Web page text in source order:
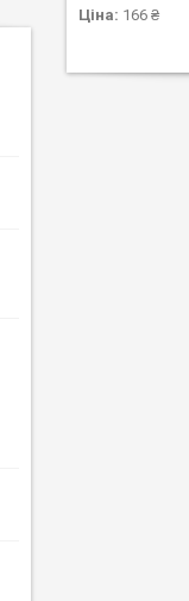
Ціна: 166 ₴